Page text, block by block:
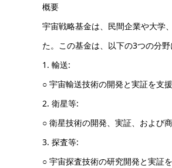
概要
宇宙戦略基金は、民間企業や大学
た。この基金は、以下の3つの分野
1. 輸送:
○ 宇宙輸送技術の開発と実証を支援
2. 衛星等:
○ 衛星技術の開発、実証、および
3. 探査等:
○ 宇宙探査技術の研究開発と実証